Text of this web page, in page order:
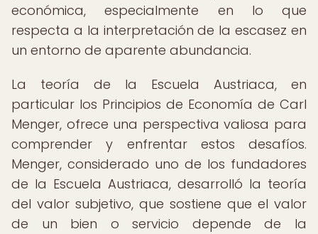
económica, especialmente en lo que
respecta a la interpretación de la escasez en
un entorno de aparente abundancia.
La teoría de la Escuela Austriaca, en
particular los Principios de Economía de Carl
Menger, ofrece una perspectiva valiosa para
comprender y enfrentar estos desafíos.
Menger, considerado uno de los fundadores
de la Escuela Austriaca, desarrolló la teoría
del valor subjetivo, que sostiene que el valor
de un bien o servicio depende de la